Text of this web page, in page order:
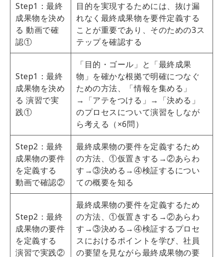
Step1：最終
成果物を決め
る 動画で確
認①
目的を実現するためには、抜け漏
れなく最終成果物を要件定義する
ことが重要であり、そのための3ス
テップを確認する
Step1：最終
成果物を決め
る 演習で実
践①
「目的・ゴール」と「最終成果
物」を確かな根拠で明確につなぐ
ための方法、「情報を集める」
→「アテをつける」→「決める」
のプロセスについて演習をしなが
ら考える（×6問）
Step2：最終
成果物の要件
を定義する
動画で確認②
最終成果物の要件を定義するため
の方法、①仮置きする→②あらわ
す→③決める→④検証するについ
ての概要を知る
Step2：最終
成果物の要件
を定義する
演習で実践②
最終成果物の要件を定義するため
の方法、①仮置きする→②あらわ
す→③決める→④検証するプロセ
スにおけるポイントを学び、社員
の要望を見ながら最終成果物の要